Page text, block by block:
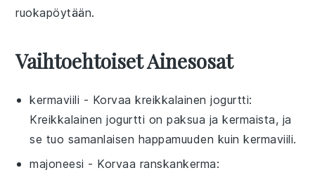
ruokapöytään.
Vaihtoehtoiset Ainesosat
kermaviili - Korvaakreikkalainen jogurtti:
Kreikkalainen jogurtti on paksua ja kermaista, ja
se tuo samanlaisen happamuuden kuin kermaviili.
majoneesi - Korvaa ranskankerma: